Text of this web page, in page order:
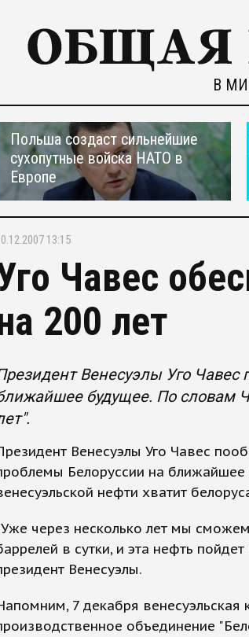
В
Польша создаст сильнейшие
сухопутные войска НАТО в
Европе
13:15
Чавес
200 лет
Венесуэлы Уго
будущее. По словам
Венесуэлы Уго Чавес
Белоруссии на
нефти хватит
через несколько лет мы
в сутки, и эта нефть
Венесуэлы.
7 декабря
объединение